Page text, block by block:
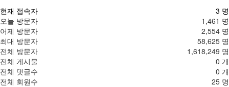
현재 접속자
3 명
오늘 방문자
1,461 명
어제 방문자
2,554 명
최대 방문자
58,625 명
전체 방문자
1,618,249 명
전체 게시물
0 개
전체 댓글수
0 개
전체 회원수
25 명